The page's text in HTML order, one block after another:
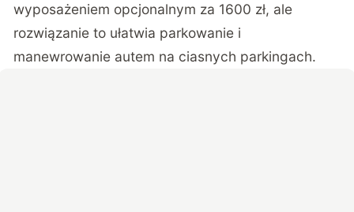
wyposażeniem opcjonalnym za 1600 zł, ale
rozwiązanie to ułatwia parkowanie i
manewrowanie autem na ciasnych parkingach.